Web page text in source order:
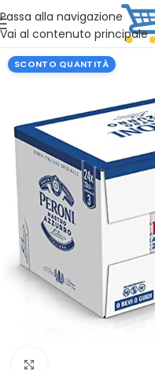
Passa alla navigazione
Vai al contenuto principale
Vuoi assistenza?
SCONTO QUANTITÀ